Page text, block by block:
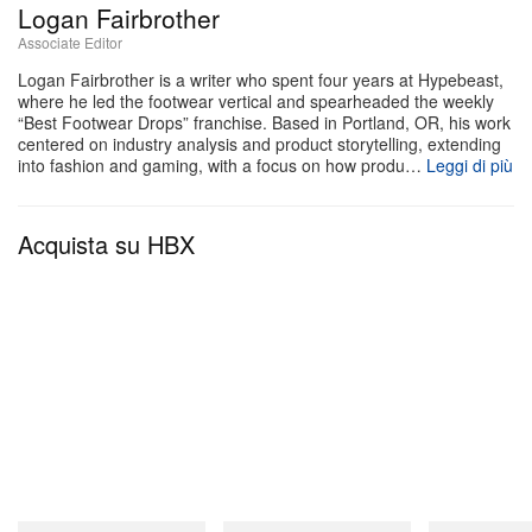
Logan Fairbrother
Associate Editor
Logan Fairbrother is a writer who spent four years at Hypebeast,
where he led the footwear vertical and spearheaded the weekly
“Best Footwear Drops” franchise. Based in Portland, OR, his work
centered on industry analysis and product storytelling, extending
into fashion and gaming, with a focus on how produ… Leggi di più
Acquista su HBX